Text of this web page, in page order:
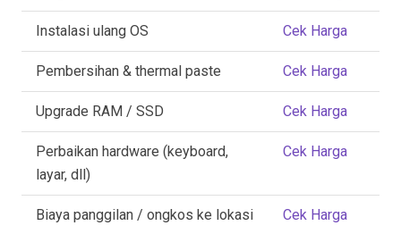
Instalasi ulang OS Cek Harga
Pembersihan & thermal paste Cek Harga
Upgrade RAM / SSD Cek Harga
Perbaikan hardware (keyboard,
layar, dll)
Cek Harga
Biaya panggilan / ongkos ke lokasi Cek Harga